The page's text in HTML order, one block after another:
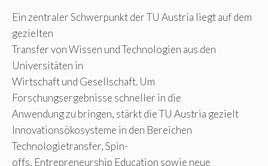
Ein zentraler Schwerpunkt der TU Austria liegt auf dem
gezielten
Transfer von Wissen und Technologien aus den
Universitäten in
Wirtschaft und Gesellschaft. Um
Forschungsergebnisse schneller in die
Anwendung zu bringen, stärkt die TU Austria gezielt
Innovationsökosysteme in den Bereichen
Technologietransfer, Spin-
offs, Entrepreneurship Education sowie neue